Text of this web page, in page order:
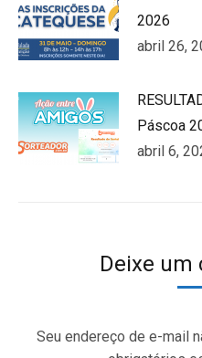
2026
abril 26,
Páscoa
abril 6,
Deixe um
Seu endereço de e-mail